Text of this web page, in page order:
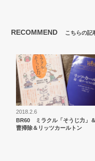
RECOMMEND こちらの記
2018.2.6
BR60 ミラクル「そうじ力」
曹掃除＆リッツカールトン